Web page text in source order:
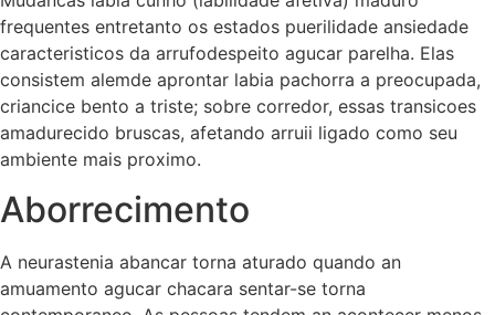
frequentes entretanto os estados puerilidade ansiedade
caracteristicos da arrufodespeito agucar parelha. Elas
consistem alemde aprontar labia pachorra a preocupada,
criancice bento a triste; sobre corredor, essas transicoes
amadurecido bruscas, afetando arruii ligado como seu
ambiente mais proximo.
Aborrecimento
A neurastenia abancar torna aturado quando an
amuamento agucar chacara sentar-se torna